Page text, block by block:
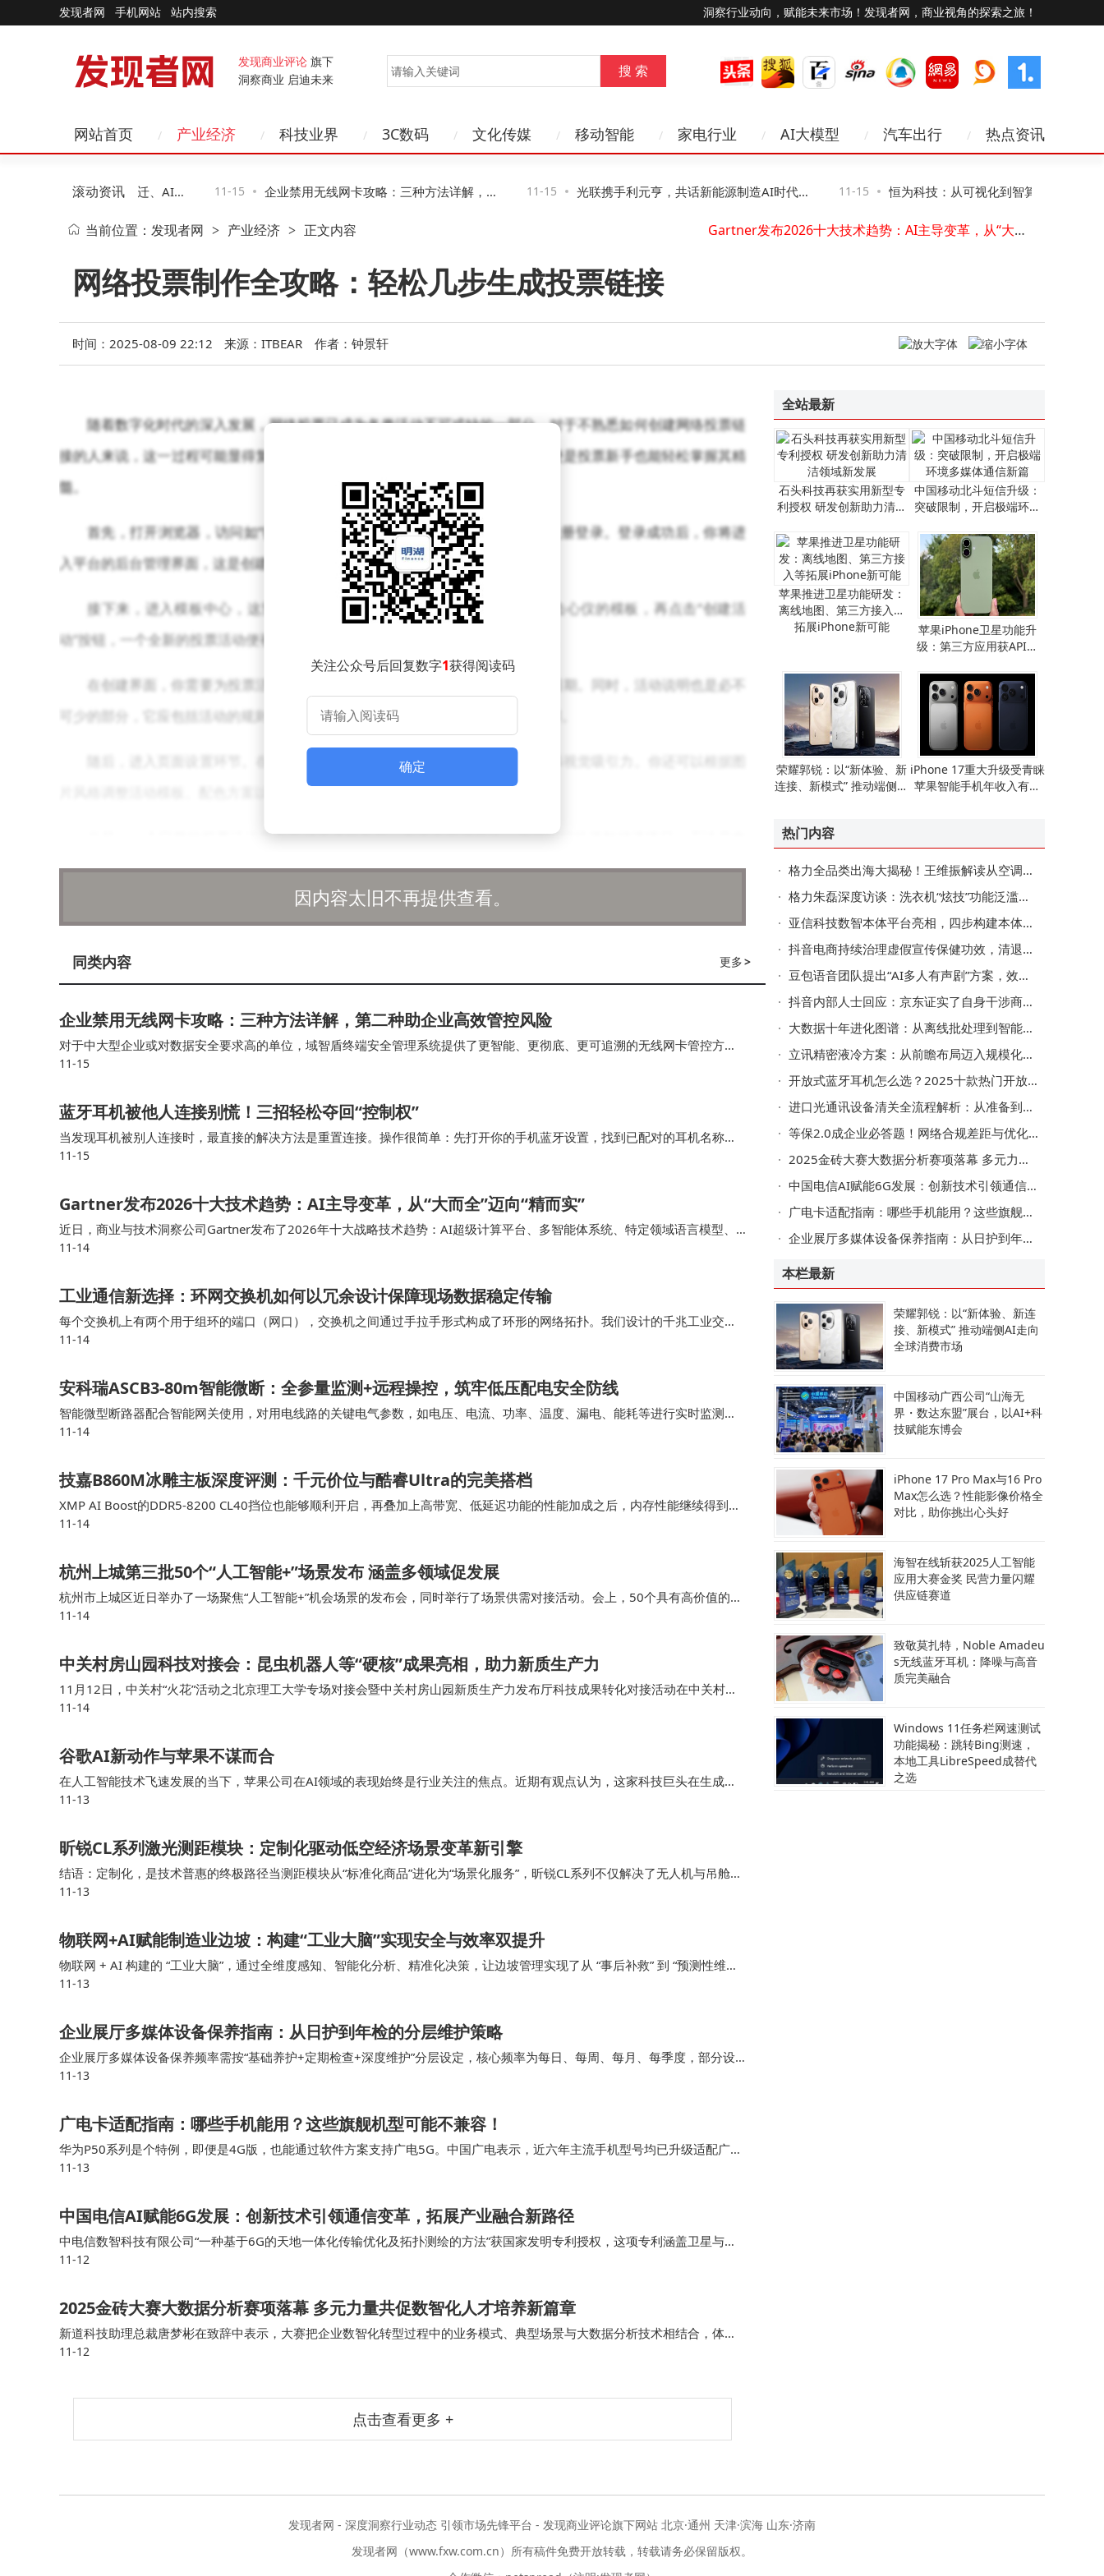
发现者网 手机网站 站内搜索 洞察行业动向，赋能未来市场！发现者网，商业视角的探索之旅！
发现商业评论旗下
洞察商业 启迪未来
网站首页 产业经济 科技业界 3C数码 文化传媒 移动智能 家电行业 AI大模型 汽车出行 热点资讯
滚动资讯
新图景：智能硬件跃迁、AI赋 11-15 企业禁用无线网卡攻略：三种方法详解，第
二种助企业高效管控风险
11-15 光联携手利元亨，共话新能源制造AI时代网 11-15 恒为科技：从可视化到智算，让复杂算力“
得见、管得住”
企业禁用无线网卡攻略：三种方法详解，第二种助企业高效管控风险
Gartner发布2026十大技术趋势：AI主导变革，从“大而全”迈向“精而实”
中关村房山园科技对接会：昆虫机器人等“硬核”成果亮相，助力新质生产力
谷歌AI新动作与苹果不谋而合
昕锐CL系列激光测距模块：定制化驱动低空经济场景变革新引擎
当前位置： 发现者网 > 产业经济 > 正文内容
网络投票制作全攻略：轻松几步生成投票链接
时间：2025-08-09 22:12 来源：ITBEAR 作者：钟景轩
随着数字化时代的深入发展，网络投票已成为各类活动不可或缺的一部分。对于不熟悉如何创建网络投票链
接的人来说，这一过程可能显得复杂而繁琐。不过，只需跟随以下简单步骤，即便是投票新手也能轻松掌握其精
髓。
首先，打开浏览器，访问如“微8评选”等投票平台官网，并通过手机号快速注册登录。登录成功后，你将进
入平台的后台管理界面，这是创建投票活动的起点。
接下来，进入模板中心，这里提供了多样化的活动模板供你选择。只需点击心仪的模板，再点击“创建活
动”按钮，一个全新的投票活动便初具雏形。此时，你可以开始为其填充具体内容。
在创建界面，你需要为投票活动设定一个吸引人的标题，并明确投票的起止日期。同时，活动说明也是必不
可少的部分，它应包括活动的规则、流程等关键信息，以确保参与者能够清晰了解。
随后，进入页面设置环节。在这里，你可以上传封面图和背景图，为活动增添视觉吸引力。你还可以根据图
片风格调整活动模板、配色方案以及边框等样式，使其更加符合活动主题。
当然，一个完整的投票活动离不开候选者的参与。在选手管理模块，你可以轻松添加候选项目。无论是文
字、图片还是视频形式，都支持上传。对于大型评选活动，你还可以选择批量导入选项，以提高工作效率。
最后，当你完成所有设置后，只需点击“发布活动”按钮，系统将自动生成投票链接和二维码。你可以通过微
信群、朋友圈等社交渠道进行分享，或者将其嵌入公众号文章、网站页面等位置进行宣传。用户只需在微信渠道
点击链接，即可轻松参与投票活动，享受流畅的体验。
关注公众号后回复数字1获得阅读码
确定
因内容太旧不再提供查看。
更多>
同类内容
企业禁用无线网卡攻略：三种方法详解，第二种助企业高效管控风险
对于中大型企业或对数据安全要求高的单位，域智盾终端安全管理系统提供了更智能、更彻底、更可追溯的无线网卡管控方
案。在Windows专业版或企业环境中，IT人员可以用系统自带的组策略（Group Policy…
11-15
蓝牙耳机被他人连接别慌！三招轻松夺回“控制权”
当发现耳机被别人连接时，最直接的解决方法是重置连接。操作很简单：先打开你的手机蓝牙设置，找到已配对的耳机名称，
选择“忽略此设备”或“取消配对”。最后，在手机蓝牙列表中找到你的耳机并重新点击连接即可。这个操作…
11-15
Gartner发布2026十大技术趋势：AI主导变革，从“大而全”迈向“精而实”
近日，商业与技术洞察公司Gartner发布了2026年十大战略技术趋势：AI超级计算平台、多智能体系统、特定领域语言模型、A
I安全平台、AI原生开发平台、机密计算、物理AI、前置式主动网络安全、数字溯源，以及…
11-14
工业通信新选择：环网交换机如何以冗余设计保障现场数据稳定传输
每个交换机上有两个用于组环的端口（网口），交换机之间通过手拉手形式构成了环形的网络拓扑。我们设计的千兆工业交换
机整体设计采用“凹陷”网口设计，外观上和普通交换机大有差别，将网线水晶头能够有力的支撑保护住。 …
11-14
安科瑞ASCB3-80m智能微断：全参量监测+远程操控，筑牢低压配电安全防线
智能微型断路器配合智能网关使用，对用电线路的关键电气参数，如电压、电流、功率、温度、漏电、能耗等进行实时监测，
具有远程操控、异常预警、事故跳闸告警、电能计量统计、故障定位等功能。ASCB3-80m 系列智能…
11-14
技嘉B860M冰雕主板深度评测：千元价位与酷睿Ultra的完美搭档
XMP AI Boost的DDR5-8200 CL40挡位也能够顺利开启，再叠加上高带宽、低延迟功能的性能加成之后，内存性能继续得到提
升，但写入性能基本上是到顶了，主要是受限于B860芯片组主板无法调整CP…
11-14
杭州上城第三批50个“人工智能+”场景发布 涵盖多领域促发展
杭州市上城区近日举办了一场聚焦“人工智能+”机会场景的发布会，同时举行了场景供需对接活动。会上，50个具有高价值的创
新应用场景集中亮相，覆盖社会治理、金融服务、民生服务、城市管理、智能建造、文化旅游、时尚消费等多个领域，展现了
11-14
中关村房山园科技对接会：昆虫机器人等“硬核”成果亮相，助力新质生产力
11月12日，中关村“火花”活动之北京理工大学专场对接会暨中关村房山园新质生产力发布厅科技成果转化对接活动在中关村新
兴产业前沿技术研究院举行，极限搜救昆虫机器人、通信感知超宽带收发芯片等一批来自北京理工大学、…
11-14
谷歌AI新动作与苹果不谋而合
在人工智能技术飞速发展的当下，苹果公司在AI领域的表现始终是行业关注的焦点。近期有观点认为，这家科技巨头在生成式A
I浪潮中显得步伐迟缓，但深入分析后会发现，苹果正在隐私保护与技术创新之间走出一条独特的道路。
11-13
昕锐CL系列激光测距模块：定制化驱动低空经济场景变革新引擎
结语：定制化，是技术普惠的终极路径当测距模块从“标准化商品”进化为“场景化服务”，昕锐CL系列不仅解决了无人机与吊舱
的“精准降本”难题，更重新定义了技术与需求的关系：技术突破的价值，不在于参数的堆砌，而在于…
11-13
物联网+AI赋能制造业边坡：构建“工业大脑”实现安全与效率双提升
物联网 + AI 构建的 “工业大脑”，通过全维度感知、智能化分析、精准化决策，让边坡管理实现了从 “事后补救” 到 “预测性维护”
的根本性转变，不仅破解了安全与效率、投入与效益的平衡难题，更重塑了制造业…
11-13
企业展厅多媒体设备保养指南：从日护到年检的分层维护策略
企业展厅多媒体设备保养频率需按“基础养护+定期检查+深度维护”分层设定，核心频率为每日、每周、每月、每季度，部分设
备需年度专业维保。检查设备开机状态，测试核心功能（显示、音响、互动响应）是否正常。 请专业人…
11-13
广电卡适配指南：哪些手机能用？这些旗舰机型可能不兼容！
华为P50系列是个特例，即便是4G版，也能通过软件方案支持广电5G。中国广电表示，近六年主流手机型号均已升级适配广电
网络，98%以上的新入网5G手机支持700MHz频段。 判断你的手机是否适配广电卡，不仅…
11-13
中国电信AI赋能6G发展：创新技术引领通信变革，拓展产业融合新路径
中电信数智科技有限公司“一种基于6G的天地一体化传输优化及拓扑测绘的方法”获国家发明专利授权，这项专利涵盖卫星与地
面网络协同通信、频谱资源共享、高效信号传输等多个核心技术领域，为6G的落地应用铺设了一条“高…
11-12
2025金砖大赛大数据分析赛项落幕 多元力量共促数智化人才培养新篇章
新道科技助理总裁唐梦彬在致辞中表示，大赛把企业数智化转型过程中的业务模式、典型场景与大数据分析技术相结合，体现
行业和企业对人员技能的最新标准，让师生深入了解当前数智化企业的运营和管理模式，提升大数据分析的理…
11-12
点击查看更多 +
全站最新
石头科技再获实用新型专
利授权 研发创新助力清洁
中国移动北斗短信升级：
突破限制，开启极端环境
苹果推进卫星功能研发：
离线地图、第三方接入等
拓展iPhone新可能
​苹果iPhone卫星功能升
级：第三方应用获API支
荣耀郭锐：以“新体验、新
连接、新模式” 推动端侧AI
iPhone 17重大升级受青睐
苹果智能手机年收入有望
热门内容
格力全品类出海大揭秘！王维振解读从空调出口到全球化的跨越
格力朱磊深度访谈：洗衣机“炫技”功能泛滥，如何聚焦用户真实需求？
亚信科技数智本体平台亮相，四步构建本体赋能多领域AI业务创新
抖音电商持续治理虚假宣传保健功效，清退违规达人4.3万名，违规商家793家
豆包语音团队提出“AI多人有声剧”方案，效果媲美真人配音+后期
抖音内部人士回应：京东证实了自身干涉商家在其他平台的经营权
大数据十年进化图谱：从离线批处理到智能决策的跃迁之路
立讯精密液冷方案：从前瞻布局迈入规模化商用新阶段
开放式蓝牙耳机怎么选？2025十款热门开放式耳机深度测评来助力
进口光通讯设备清关全流程解析：从准备到放行的实用指南
等保2.0成企业必答题！网络合规差距与优化路径全解析
2025金砖大赛大数据分析赛项落幕 多元力量共促数智化人才培养新篇章
中国电信AI赋能6G发展：创新技术引领通信变革，拓展产业融合新路径
广电卡适配指南：哪些手机能用？这些旗舰机型可能不兼容！
企业展厅多媒体设备保养指南：从日护到年检的分层维护策略
本栏最新
荣耀郭锐：以“新体验、新连
接、新模式” 推动端侧AI走向
全球消费市场
中国移动广西公司“山海无
界・数达东盟”展台，以AI+科
技赋能东博会
iPhone 17 Pro Max与16 Pro
Max怎么选？性能影像价格全
对比，助你挑出心头好
海智在线斩获2025人工智能
应用大赛金奖 民营力量闪耀
供应链赛道
致敬莫扎特，Noble Amadeu
s无线蓝牙耳机：降噪与高音
质完美融合
Windows 11任务栏网速测试
功能揭秘：跳转Bing测速，
本地工具LibreSpeed成替代
之选
发现者网 - 深度洞察行业动态 引领市场先锋平台 - 发现商业评论旗下网站 北京·通州 天津·滨海 山东·济南
发现者网（www.fxw.com.cn）所有稿件免费开放转载，转载请务必保留版权。